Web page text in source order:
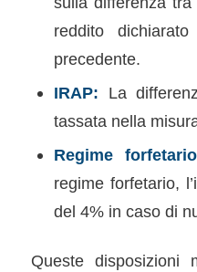
reddito
precedente.
IRAP: La
tassata nella
Regime
regime forfetario,
del 4% in caso di
Queste disposizioni